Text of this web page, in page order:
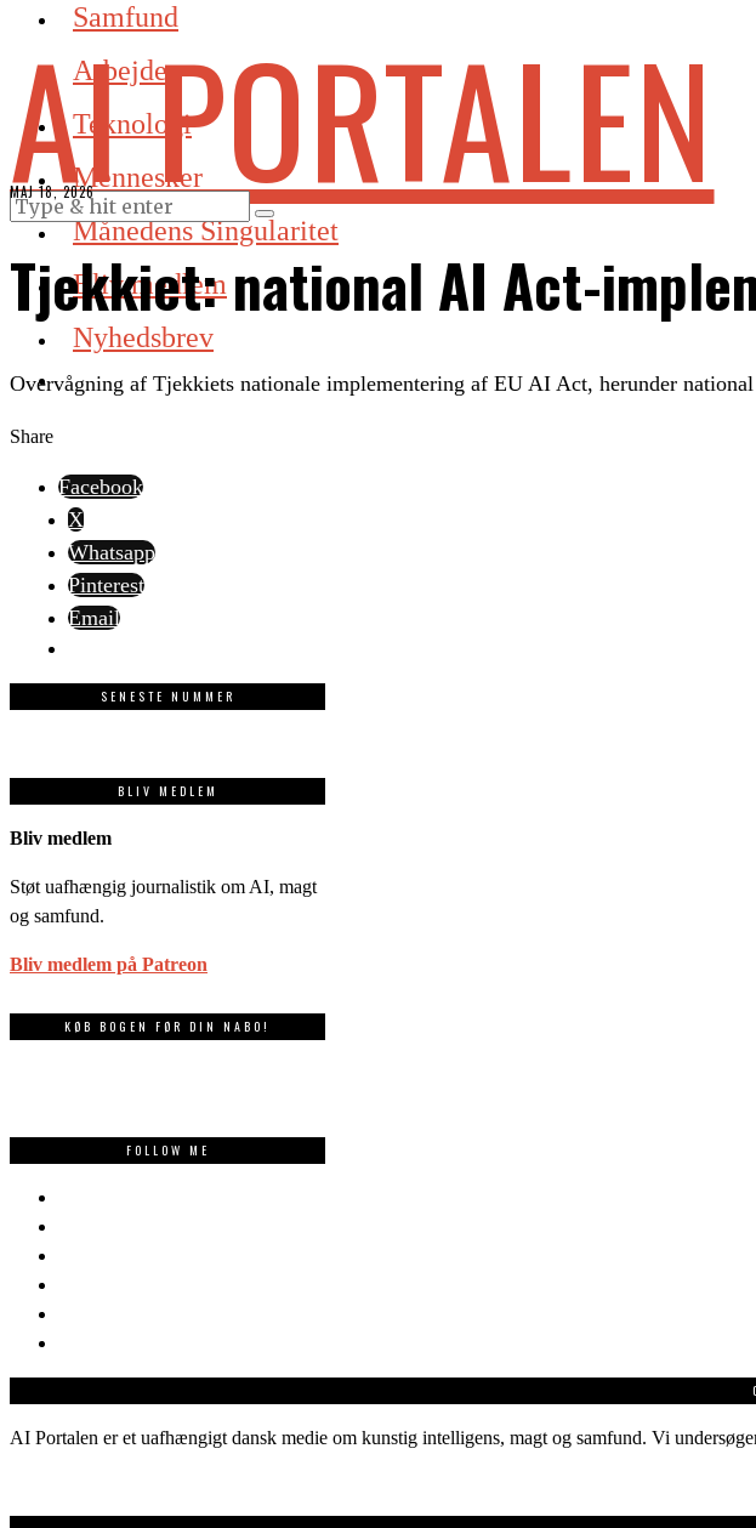
Samfund
Arbejde
Teknologi
Mennesker
Månedens Singularitet
Bliv medlem
Nyhedsbrev
AI PORTALEN
MAJ 18, 2026
Tjekkiet: national AI Act-
Overvågning af Tjekkiets nationale implementering af EU AI Act, herunder
Share
Facebook
X
Whatsapp
Pinterest
Email
SENESTE NUMMER
BLIV MEDLEM
Bliv medlem
Støt uafhængig journalistik om AI, magt
og samfund.
Bliv medlem på Patreon
KØB BOGEN FØR DIN NABO!
FOLLOW ME
AI Portalen er et uafhængigt dansk medie om kunstig intelligens, magt og samfund. Vi